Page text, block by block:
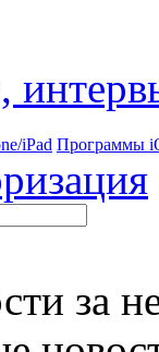
iPad Программы
за